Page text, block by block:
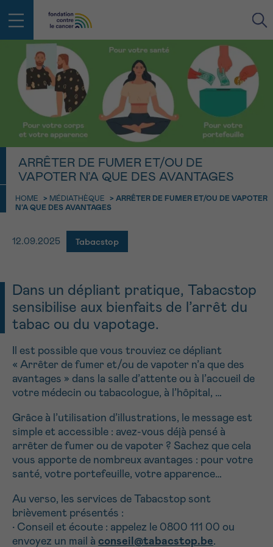
ARRÊTER DE FUMER ET/OU DE
VAPOTER N’A QUE DES AVANTAGES
HOME > MÉDIATHÈQUE > ARRÊTER DE FUMER ET/OU DE VAPOTER
N’A QUE DES AVANTAGES
12.09.2025 Tabacstop
Dans un dépliant pratique, Tabacstop
sensibilise aux bienfaits de l’arrêt du
tabac ou du vapotage.
Il est possible que vous trouviez ce dépliant
« Arrêter de fumer et/ou de vapoter n’a que des
avantages » dans la salle d’attente ou à l’accueil de
votre médecin ou tabacologue, à l’hôpital, …
Grâce à l’utilisation d’illustrations, le message est
simple et accessible : avez-vous déjà pensé à
arrêter de fumer ou de vapoter ? Sachez que cela
vous apporte de nombreux avantages : pour votre
santé, votre portefeuille, votre apparence…
Au verso, les services de Tabacstop sont
brièvement présentés :
• Conseil et écoute : appelez le 0800 111 00 ou
envoyez un mail à conseil@tabacstop.be.
NOM
FACE AU CANCER VOUS N’ÊTES
PAS SEUL
Des professionnels pour répondre à toutes vos
questions sur le cancer
Contactez-nous
0800 15 801 lu-ve 9h à 18h
Je souhaite être rappelé.e
En savoir plus sur Cancerinfo
aucun diagnostic
VOTRE QUESTION
Je souhaite recevoir la Newsletter
RETOUR
Rendez-vous Question Coordonnées Confirmation
CHOISISSEZ L’HEURE DU RENDEZ-VOUS
11h-13h
16h-18h